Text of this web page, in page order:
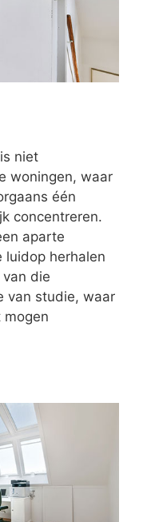
niet
woningen, waar
één
concentreren.
aparte
luidop herhalen
die
van studie, waar